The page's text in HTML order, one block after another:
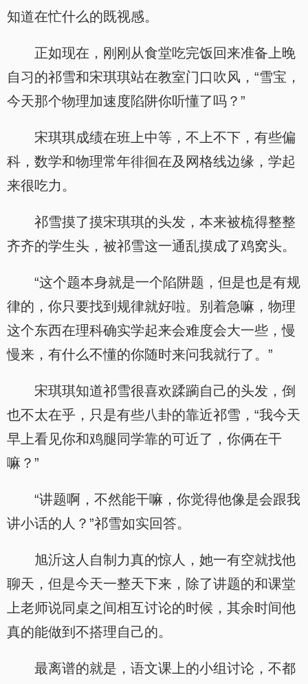
知道在忙什么的既视感。
正如现在，刚刚从食堂吃完饭回来准备上晚
自习的祁雪和宋琪琪站在教室门口吹风，“雪宝，
今天那个物理加速度陷阱你听懂了吗？”
宋琪琪成绩在班上中等，不上不下，有些偏
科，数学和物理常年徘徊在及网格线边缘，学起
来很吃力。
祁雪摸了摸宋琪琪的头发，本来被梳得整整
齐齐的学生头，被祁雪这一通乱摸成了鸡窝头。
“这个题本身就是一个陷阱题，但是也是有规
律的，你只要找到规律就好啦。别着急嘛，物理
这个东西在理科确实学起来会难度会大一些，慢
慢来，有什么不懂的你随时来问我就行了。”
宋琪琪知道祁雪很喜欢蹂躏自己的头发，倒
也不太在乎，只是有些八卦的靠近祁雪，“我今天
早上看见你和鸡腿同学靠的可近了，你俩在干
嘛？”
“讲题啊，不然能干嘛，你觉得他像是会跟我
讲小话的人？”祁雪如实回答。
旭沂这人自制力真的惊人，她一有空就找他
聊天，但是今天一整天下来，除了讲题的和课堂
上老师说同桌之间相互讨论的时候，其余时间他
真的能做到不搭理自己的。
最离谱的就是，语文课上的小组讨论，不都